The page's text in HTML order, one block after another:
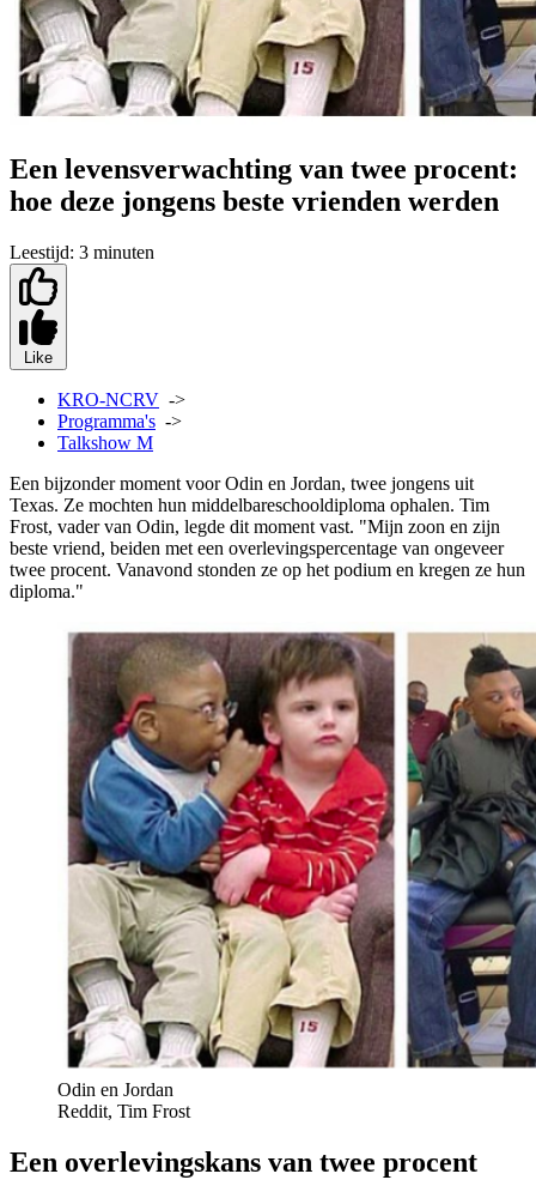
Een levensverwachting van twee procent:
hoe deze jongens beste vrienden werden
Leestijd: 3 minuten
Like
KRO-NCRV ->
Programma's ->
Talkshow M
Een bijzonder moment voor Odin en Jordan, twee jongens uit
Texas. Ze mochten hun middelbareschooldiploma ophalen. Tim
Frost, vader van Odin, legde dit moment vast. "Mijn zoon en zijn
beste vriend, beiden met een overlevingspercentage van ongeveer
twee procent. Vanavond stonden ze op het podium en kregen ze hun
diploma."
Odin en Jordan
Reddit, Tim Frost
Een overlevingskans van twee procent